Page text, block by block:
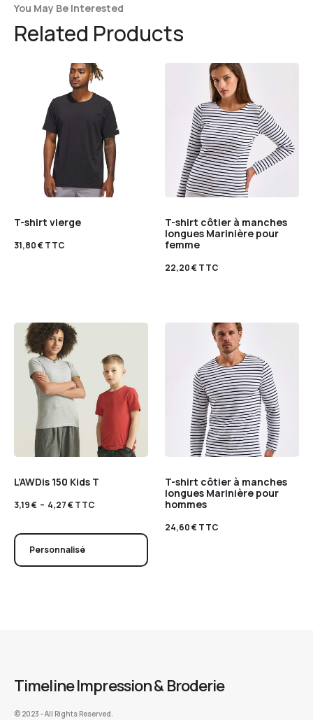
You May Be Interested
Related Products
T-shirt vierge
31,80€TTC
T-shirt côtier à manches
longues Marinière pour
femme
22,20€TTC
L’AWDis 150 Kids T
3,19€ – 4,27€TTC
Personnalisé
T-shirt côtier à manches
longues Marinière pour
hommes
24,60€TTC
Timeline Impression & Broderie
©️ 2023 - All Rights Reserved.